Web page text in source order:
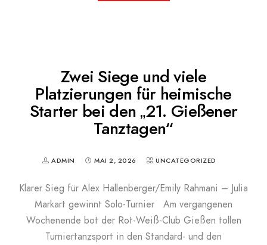
Zwei Siege und viele
Platzierungen für heimische
Starter bei den „21. Gießener
Tanztagen“
ADMIN MAI 2, 2026 UNCATEGORIZED
Klarer Sieg für Alex Hallenberger/Emily Rahmani – Julia
Markart gewinnt Solo-Turnier Am vergangenen
Wochenende bot der Rot-Weiß-Club Gießen tollen
Turniertanzsport in den Standard- und den